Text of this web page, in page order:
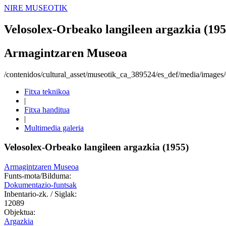
NIRE MUSEOTIK
Velosolex-Orbeako langileen argazkia
Armagintzaren Museoa
/contenidos/cultural_asset/museotik_ca_389524/es_def/media/
Fitxa teknikoa
|
Fitxa handitua
|
Multimedia galeria
Velosolex-Orbeako langileen argazkia (1955)
Armagintzaren Museoa
Funts-mota/Bilduma:
Dokumentazio-funtsak
Inbentario-zk. / Siglak:
12089
Objektua:
Argazkia